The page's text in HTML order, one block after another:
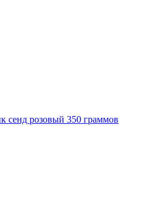
сенд розовый 350 граммов